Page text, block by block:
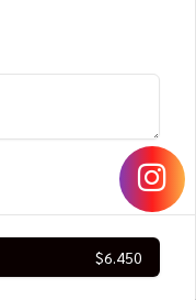
y queso crema, envuelto
con ceviche de
$6.450